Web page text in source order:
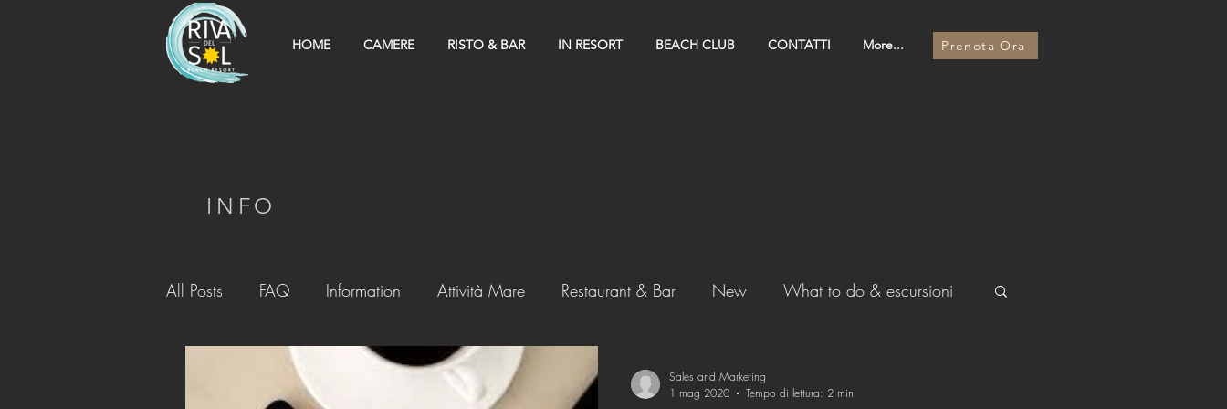
HOME CAMERE RISTO & BAR IN RESORT BEACH CLUB CONTATTI More... Prenota Ora
INFO
All Posts FAQ Information Attività Mare Restaurant & Bar New What to do & escursioni
Entertainment
Sales and Marketing
1 mag 2020
Tempo di lettura: 2 min